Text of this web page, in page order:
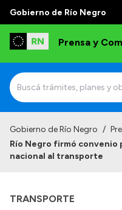
Gobierno de Río Negro
Prensa y
Institucional
Referentes de prensa
Gobierno de Río Negro /
Río Negro firmó convenio
nacional al transporte
TRANSPORTE